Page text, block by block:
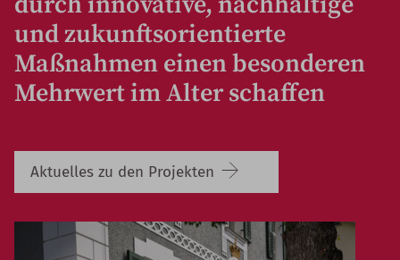
und zukunftsorientierte
Maßnahmen einen besonderen
Mehrwert im Alter schaffen
Aktuelles zu den Projekten